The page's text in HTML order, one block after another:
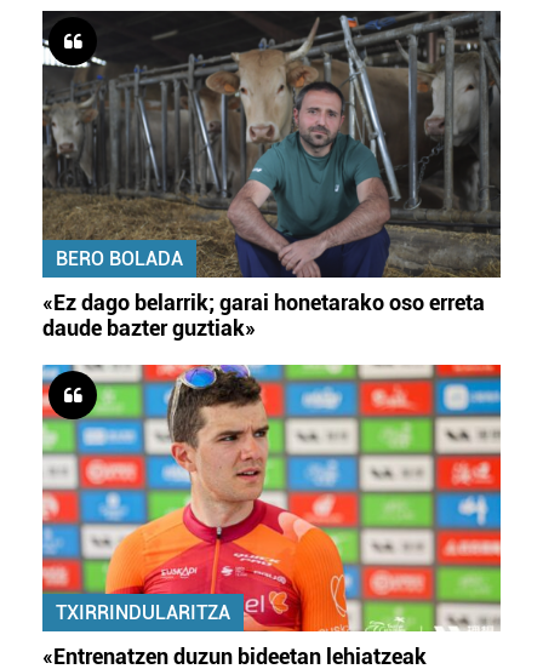
BERO BOLADA
«Ez dago belarrik; garai honetarako oso erreta
daude bazter guztiak»
TXIRRINDULARITZA
«Entrenatzen duzun bideetan lehiatzeak